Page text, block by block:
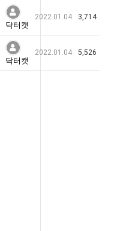
닥터캣
2022.01.04 3,714
닥터캣
2022.01.04 5,526